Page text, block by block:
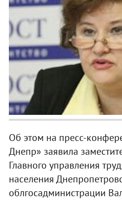
Об этом на пресс-
Днепр» заявила
Главного управления
населения
облгосадминистрации